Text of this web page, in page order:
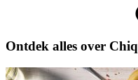
Ontdek alles over